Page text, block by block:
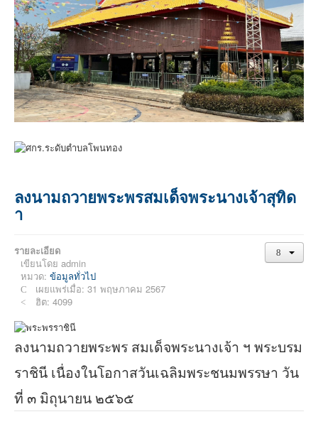
ลงนามถวายพระพรสมเด็จพระนางเจ้าสุทิด
า
รายละเอียด
เขียนโดย admin
หมวด: ข้อมูลทั่วไป
เผยแพร่เมื่อ: 31 พฤษภาคม 2567
ฮิต: 4099
ลงนามถวายพระพร สมเด็จพระนางเจ้า ฯ พระบรม
ราชินี เนื่องในโอกาสวันเฉลิมพระชนมพรรษา วัน
ที่ ๓ มิถุนายน ๒๕๖๕